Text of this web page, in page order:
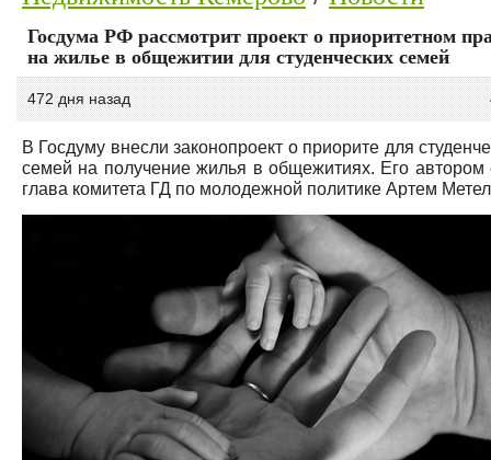
Госдума РФ рассмотрит проект о приоритетном
на жилье в общежитии для студенческих семей
472 дня назад
В Госдуму внесли законопроект о приорите для
семей на получение жилья в общежитиях. Его автором
глава комитета ГД по молодежной политике Артем